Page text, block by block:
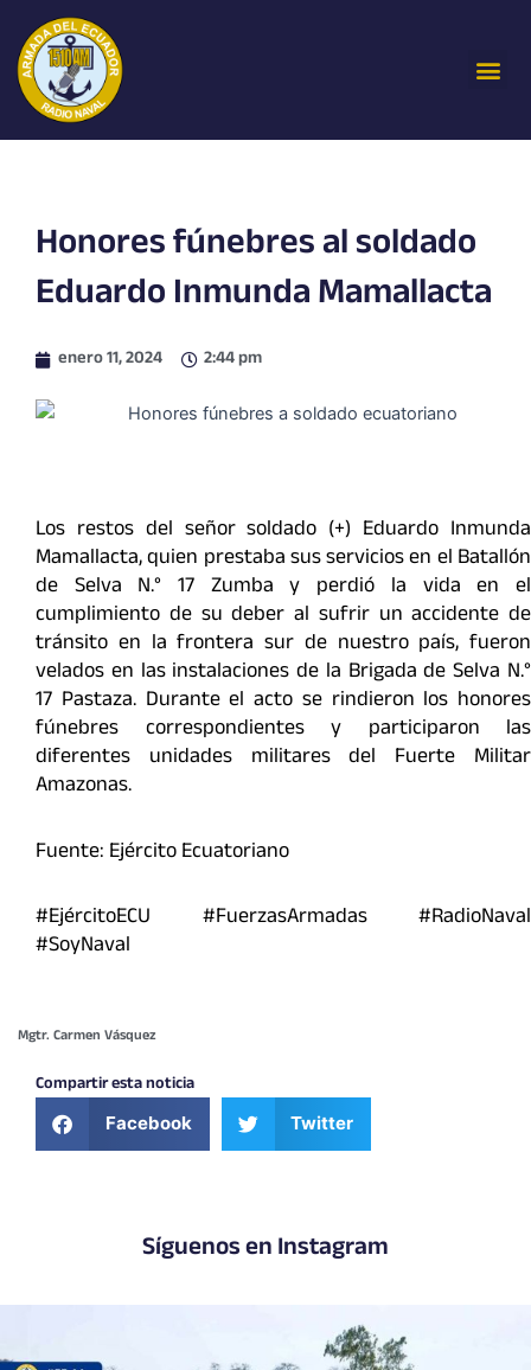
contenido
Honores fúnebres al soldado
Eduardo Inmunda Mamallacta
enero 11, 2024 2:44 pm
Los restos del señor soldado (+) Eduardo Inmunda
Mamallacta, quien prestaba sus servicios en el Batallón
de Selva N.° 17 Zumba y perdió la vida en el
cumplimiento de su deber al sufrir un accidente de
tránsito en la frontera sur de nuestro país, fueron
velados en las instalaciones de la Brigada de Selva N.°
17 Pastaza. Durante el acto se rindieron los honores
fúnebres correspondientes y participaron las
diferentes unidades militares del Fuerte Militar
Amazonas.
Fuente: Ejército Ecuatoriano
#EjércitoECU #FuerzasArmadas #RadioNaval
#SoyNaval
Mgtr. Carmen Vásquez
Compartir esta noticia
Facebook Twitter
Síguenos en Instagram